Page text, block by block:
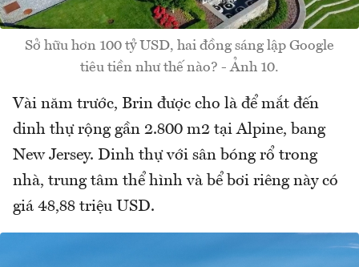
Sở hữu hơn 100 tỷ USD, hai đồng sáng lập Google
tiêu tiền như thế nào? - Ảnh 10.
Vài năm trước, Brin được cho là để mắt đến
dinh thự rộng gần 2.800 m2 tại Alpine, bang
New Jersey. Dinh thự với sân bóng rổ trong
nhà, trung tâm thể hình và bể bơi riêng này có
giá 48,88 triệu USD.